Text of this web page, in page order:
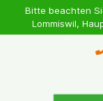
Bitte beachten
Lommiswil,